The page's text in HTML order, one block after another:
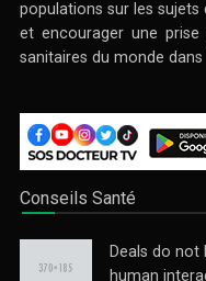
populations sur les
et encourager une
sanitaires du monde
Conseils Santé
Deals do
human